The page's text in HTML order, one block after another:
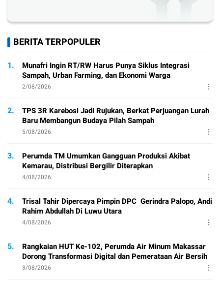
BERITA TERPOPULER
1.
Munafri Ingin RT/RW Harus Punya Siklus Integrasi
Sampah, Urban Farming, dan Ekonomi Warga
2/08/2026
2.
TPS 3R Karebosi Jadi Rujukan, Berkat Perjuangan Lurah
Baru Membangun Budaya Pilah Sampah
5/08/2026
3.
Perumda TM Umumkan Gangguan Produksi Akibat
Kemarau, Distribusi Bergilir Diterapkan
4/08/2026
4.
Trisal Tahir Dipercaya Pimpin DPC Gerindra Palopo, Andi
Rahim Abdullah Di Luwu Utara
4/08/2026
5.
Rangkaian HUT Ke-102, Perumda Air Minum Makassar
Dorong Transformasi Digital dan Pemerataan Air Bersih
3/08/2026